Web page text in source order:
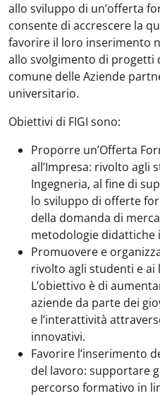
allo sviluppo di un’offerta
consente di accrescere la
favorire il loro inserimento
allo svolgimento di progetti
comune delle Aziende
universitario.
Obiettivi di FIGI sono:
Proporre un’Offerta
all’Impresa: rivolto agli
Ingegneria, al fine di
lo sviluppo di offerte
della domanda di
metodologie didattiche
Promuovere e
rivolto agli studenti e ai
L’obiettivo è di
aziende da parte dei
e l’interattività
innovativi.
Favorire l’inserimento
del lavoro: supportare
percorso formativo in